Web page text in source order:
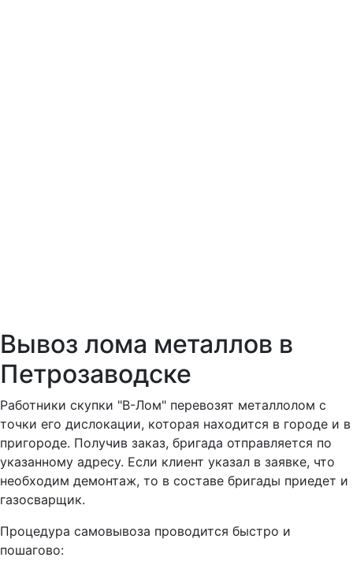
Вывоз лома металлов в
Петрозаводске
Работники скупки "В-Лом" перевозят металлолом с
точки его дислокации, которая находится в городе и в
пригороде. Получив заказ, бригада отправляется по
указанному адресу. Если клиент указал в заявке, что
необходим демонтаж, то в составе бригады приедет и
газосварщик.
Процедура самовывоза проводится быстро и
пошагово: